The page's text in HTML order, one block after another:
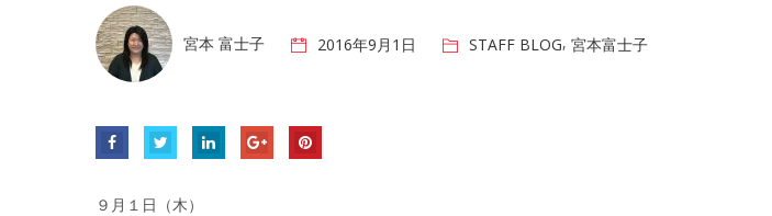
宮本 富士子 2016年9月1日 STAFF BLOG, 宮本富士子
９月１日（木）